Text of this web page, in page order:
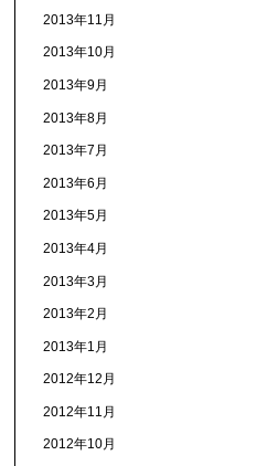
2013年11月
2013年10月
2013年9月
2013年8月
2013年7月
2013年6月
2013年5月
2013年4月
2013年3月
2013年2月
2013年1月
2012年12月
2012年11月
2012年10月